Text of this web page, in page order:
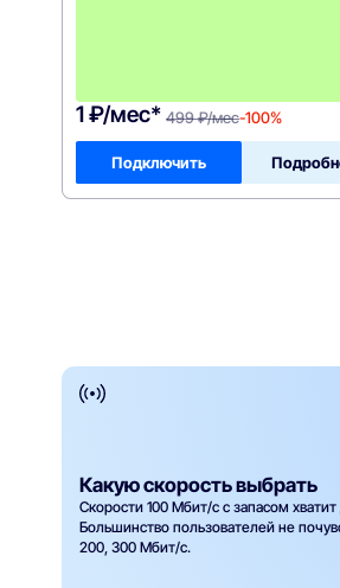
1 ₽/мес* 499 ₽/мес-100%
Подключить
Какую скорость выбрать
Скорости 100 Мбит/с с запасом
Большинство пользователей не
200, 300 Мбит/с.